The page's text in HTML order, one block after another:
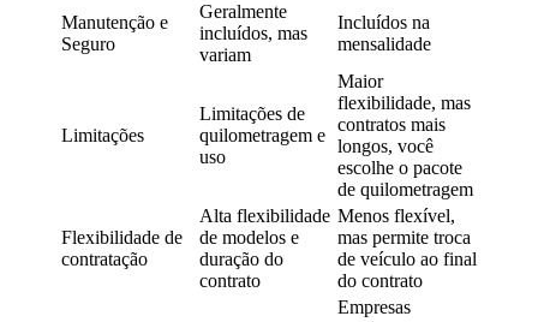
Manutenção e
Seguro
Geralmente
incluídos, mas
variam
Incluídos na
mensalidade
Limitações
Limitações de
quilometragem e
uso
Maior
flexibilidade, mas
contratos mais
longos, você
escolhe o pacote
de quilometragem
Flexibilidade de
contratação
Alta flexibilidade
de modelos e
duração do
contrato
Menos flexível,
mas permite troca
de veículo ao final
do contrato
Empresas